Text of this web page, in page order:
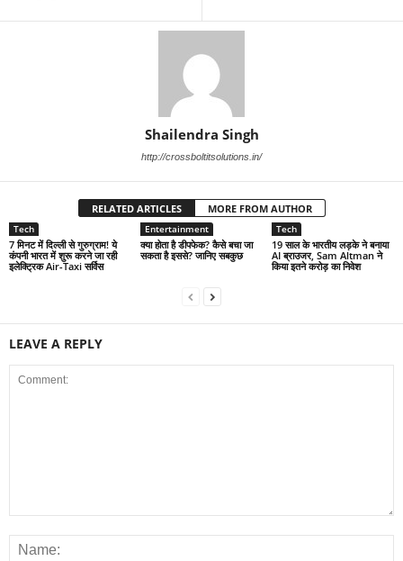
Shailendra Singh
http://crossboltitsolutions.in/
RELATED ARTICLES MORE FROM AUTHOR
Tech
7 मिनट में दिल्ली से गुरुग्राम! ये
कंपनी भारत में शुरू करने जा रही
इलेक्ट्रिक Air-Taxi सर्विस
Entertainment
क्या होता है डीपफेक? कैसे बचा जा
सकता है इससे? जानिए सबकुछ
Tech
19 साल के भारतीय लड़के ने बनाया
AI ब्राउजर, Sam Altman ने
किया इतने करोड़ का निवेश
LEAVE A REPLY